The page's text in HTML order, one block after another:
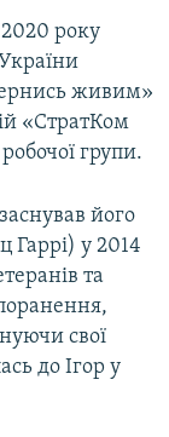
2020 року
живим»
«СтратКом
групи.
його
Гаррі) у 2014
та
свої
до Ігор у